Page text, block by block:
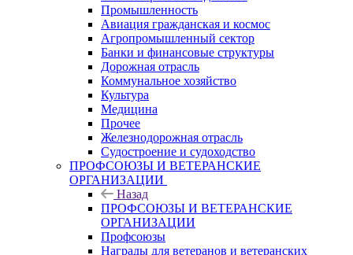
Промышленность
Авиация гражданская и космос
Агропромышленный сектор
Банки и финансовые структуры
Дорожная отрасль
Коммунальное хозяйство
Культура
Медицина
Прочее
Железнодорожная отрасль
Судостроение и судоходство
ПРОФСОЮЗЫ И ВЕТЕРАНСКИЕ
ОРГАНИЗАЦИИ
Назад
ПРОФСОЮЗЫ И ВЕТЕРАНСКИЕ
ОРГАНИЗАЦИИ
Профсоюзы
Награды для ветеранов и ветеранских